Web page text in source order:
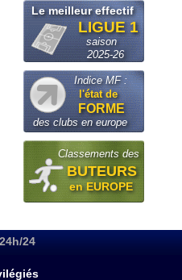
Le meilleur effectif
LIGUE 1
saison
2025-26
Indice MF :
l'état de
FORME
des clubs en europe
Classements des
BUTEURS
en EUROPE
24